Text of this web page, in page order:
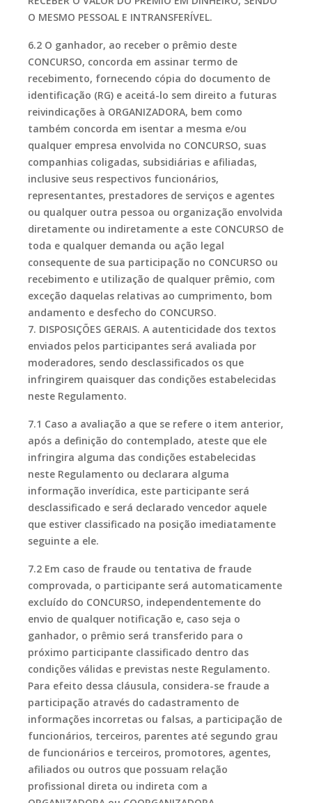
O MESMO PESSOAL E INTRANSFERÍVEL.
6.2 O ganhador, ao receber o prêmio deste
CONCURSO, concorda em assinar termo de
recebimento, fornecendo cópia do documento de
identificação (RG) e aceitá-lo sem direito a futuras
reivindicações à ORGANIZADORA, bem como
também concorda em isentar a mesma e/ou
qualquer empresa envolvida no CONCURSO, suas
companhias coligadas, subsidiárias e afiliadas,
inclusive seus respectivos funcionários,
representantes, prestadores de serviços e agentes
ou qualquer outra pessoa ou organização envolvida
diretamente ou indiretamente a este CONCURSO de
toda e qualquer demanda ou ação legal
consequente de sua participação no CONCURSO ou
recebimento e utilização de qualquer prêmio, com
exceção daquelas relativas ao cumprimento, bom
andamento e desfecho do CONCURSO.
7. DISPOSIÇÕES GERAIS. A autenticidade dos textos
enviados pelos participantes será avaliada por
moderadores, sendo desclassificados os que
infringirem quaisquer das condições estabelecidas
neste Regulamento.
7.1 Caso a avaliação a que se refere o item anterior,
após a definição do contemplado, ateste que ele
infringira alguma das condições estabelecidas
neste Regulamento ou declarara alguma
informação inverídica, este participante será
desclassificado e será declarado vencedor aquele
que estiver classificado na posição imediatamente
seguinte a ele.
7.2 Em caso de fraude ou tentativa de fraude
comprovada, o participante será automaticamente
excluído do CONCURSO, independentemente do
envio de qualquer notificação e, caso seja o
ganhador, o prêmio será transferido para o
próximo participante classificado dentro das
condições válidas e previstas neste Regulamento.
Para efeito dessa cláusula, considera-se fraude a
participação através do cadastramento de
informações incorretas ou falsas, a participação de
funcionários, terceiros, parentes até segundo grau
de funcionários e terceiros, promotores, agentes,
afiliados ou outros que possuam relação
profissional direta ou indireta com a